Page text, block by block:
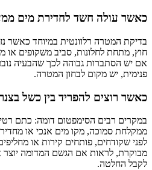
כאשר עולה חשד לחדירת מים
בדיקת המטרה רלוונטית במיוחד כאשר
חוץ, מתחת לחלונות, סביב משקופים או
אם יש הסתברות גבוהה לכך שהבעיה
פנימית, יש מקום לבחון המטרה.
כאשר רוצים להפריד בין כשל
במקרים רבים הסימפטום דומה: כתם
ממקלחת סמוכה, מקו מים אנכי או
לפני שקודחים, פותחים קירות או
מבוקרת, לראות אם הגשם המדומה
לקבל החלטה.